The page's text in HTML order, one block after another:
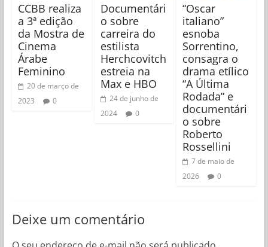
CCBB realiza
a 3ª edição
da Mostra de
Cinema
Árabe
Feminino
20 de março de
2023
0
Documentári
o sobre
carreira do
estilista
Herchcovitch
estreia na
Max e HBO
24 de junho de
2024
0
“Oscar
italiano”
esnoba
Sorrentino,
consagra o
drama etílico
“A Última
Rodada” e
documentári
o sobre
Roberto
Rossellini
7 de maio de
2026
0
Deixe um comentário